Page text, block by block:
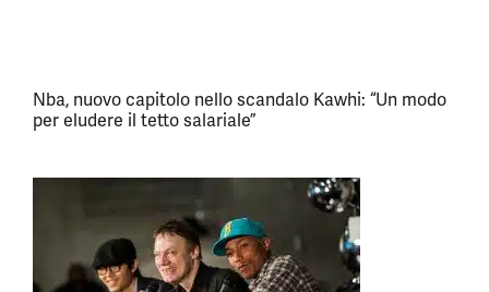
Nba, nuovo capitolo nello scandalo Kawhi: “Un modo
per eludere il tetto salariale”